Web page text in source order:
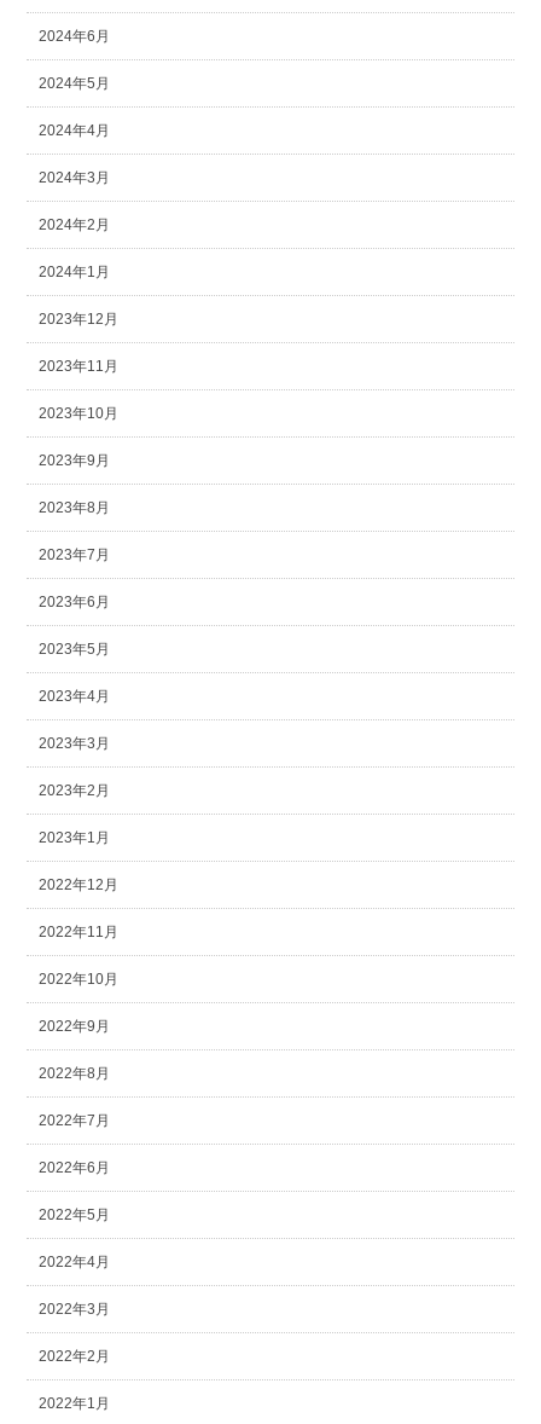
2024年6月
2024年5月
2024年4月
2024年3月
2024年2月
2024年1月
2023年12月
2023年11月
2023年10月
2023年9月
2023年8月
2023年7月
2023年6月
2023年5月
2023年4月
2023年3月
2023年2月
2023年1月
2022年12月
2022年11月
2022年10月
2022年9月
2022年8月
2022年7月
2022年6月
2022年5月
2022年4月
2022年3月
2022年2月
2022年1月